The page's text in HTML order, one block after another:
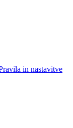
in nastavitve